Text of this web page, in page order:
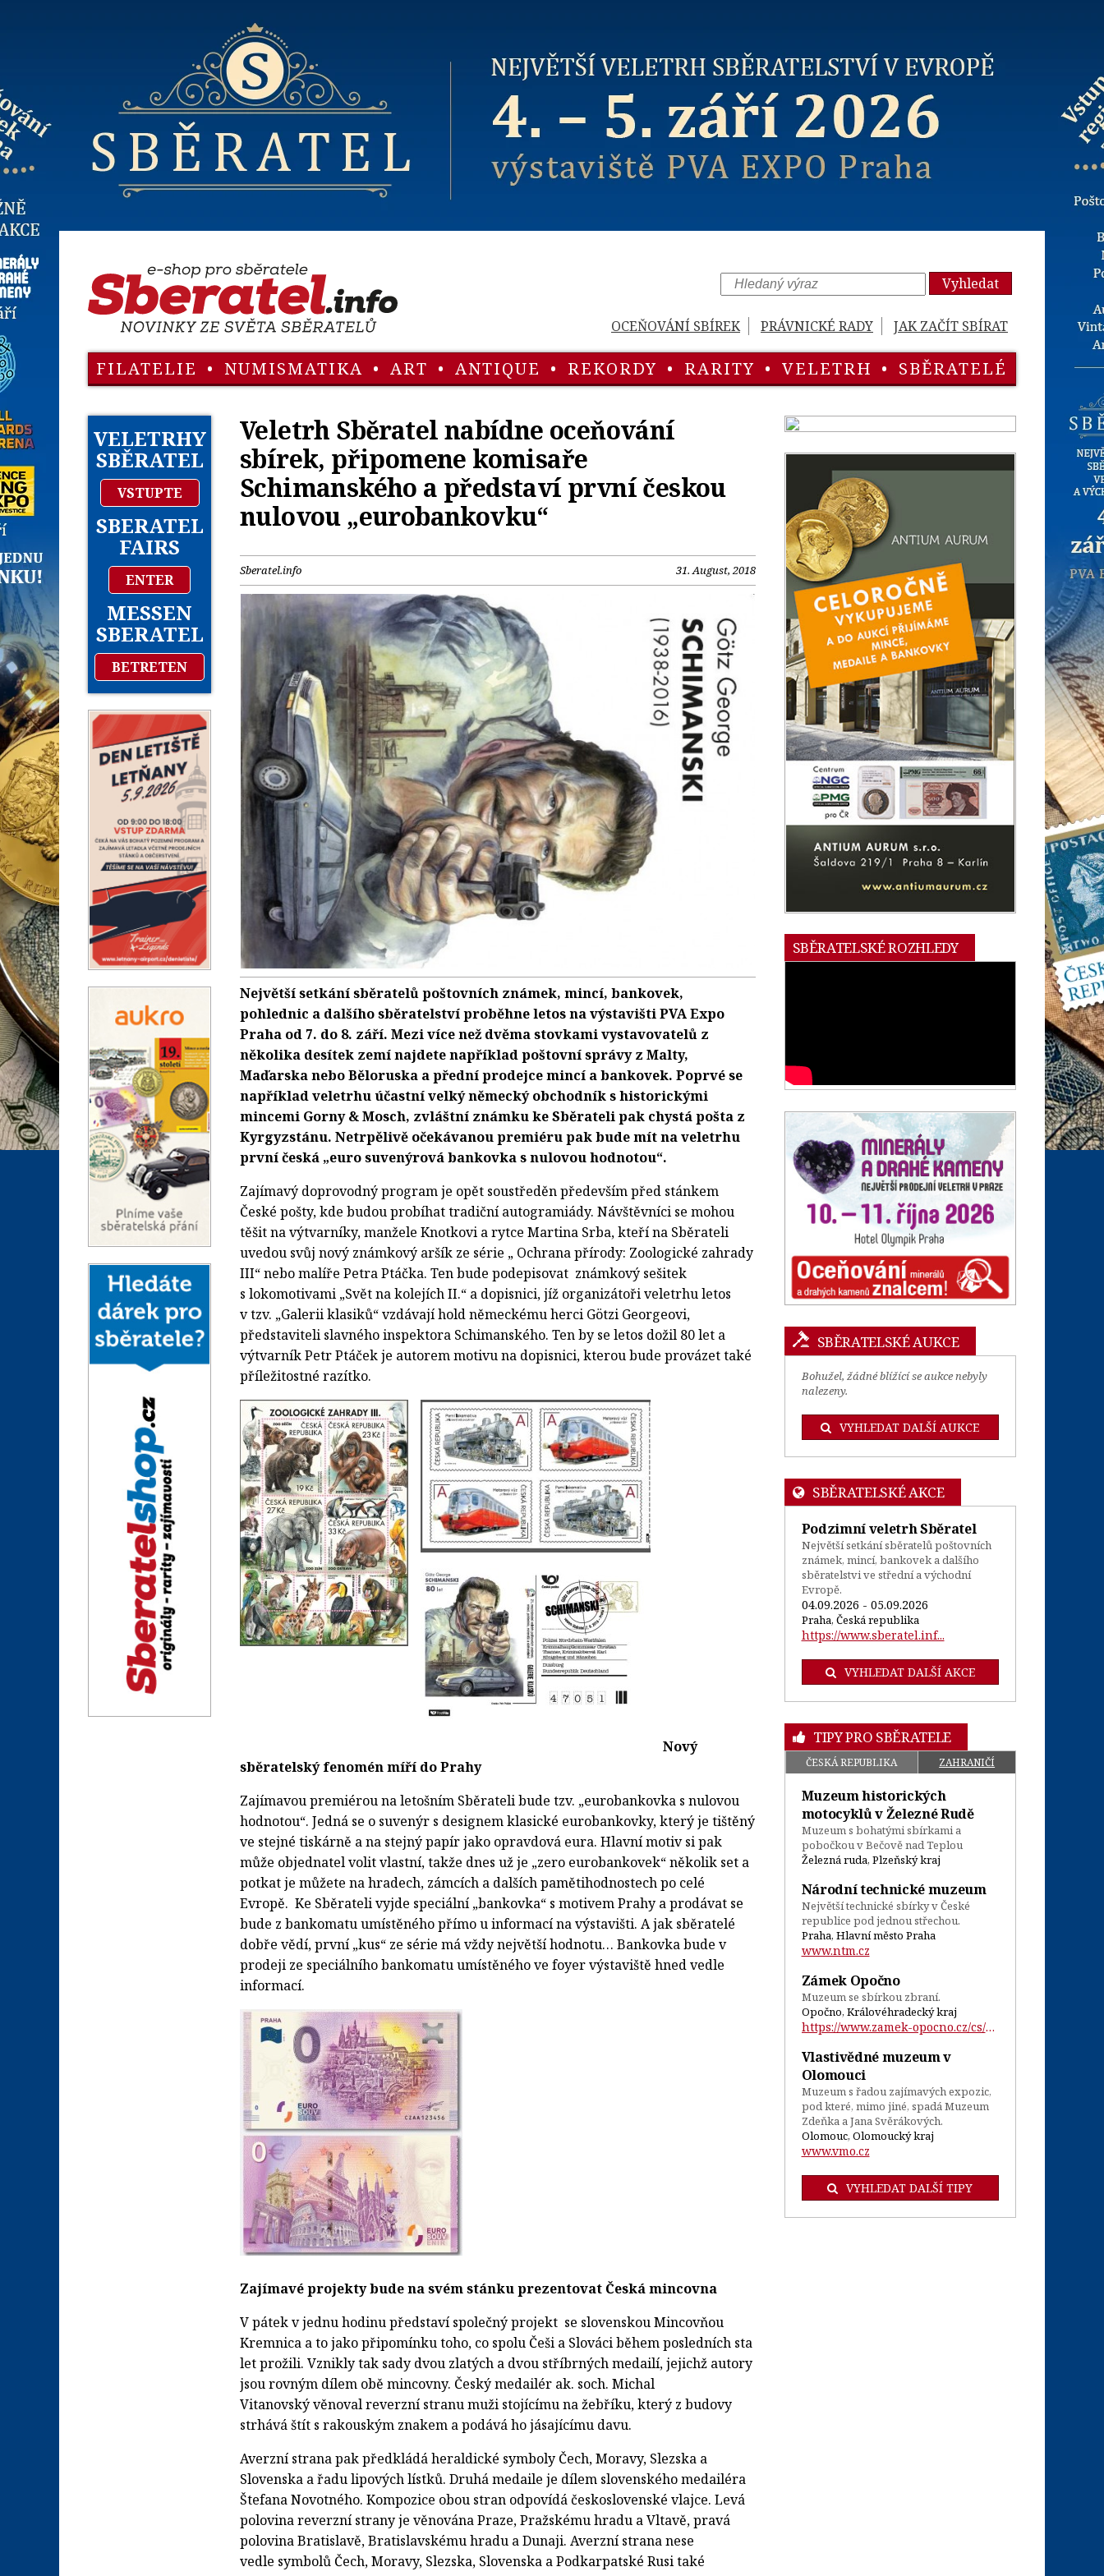
Vyhledat
OCEŇOVÁNÍ SBÍREK PRÁVNICKÉ RADY JAK ZAČÍT SBÍRAT
FILATELIE • NUMISMATIKA • ART • ANTIQUE • REKORDY • RARITY • VELETRH • SBĚRATELÉ
VELETRHY
SBĚRATEL
VSTUPTE
SBERATEL
FAIRS
ENTER
MESSEN
SBERATEL
BETRETEN
Veletrh Sběratel nabídne oceňování
sbírek, připomene komisaře
Schimanského a představí první českou
nulovou „eurobankovku“
Sberatel.info 31. August, 2018
Největší setkání sběratelů poštovních známek, mincí, bankovek,
pohlednic a dalšího sběratelství proběhne letos na výstavišti PVA Expo
Praha od 7. do 8. září. Mezi více než dvěma stovkami vystavovatelů z
několika desítek zemí najdete například poštovní správy z Malty,
Maďarska nebo Běloruska a přední prodejce mincí a bankovek. Poprvé se
například veletrhu účastní velký německý obchodník s historickými
mincemi Gorny & Mosch, zvláštní známku ke Sběrateli pak chystá pošta z
Kyrgyzstánu. Netrpělivě očekávanou premiéru pak bude mít na veletrhu
první česká „euro suvenýrová bankovka s nulovou hodnotou“.
Zajímavý doprovodný program je opět soustředěn především před stánkem
České pošty, kde budou probíhat tradiční autogramiády. Návštěvníci se mohou
těšit na výtvarníky, manžele Knotkovi a rytce Martina Srba, kteří na Sběrateli
uvedou svůj nový známkový aršík ze série „ Ochrana přírody: Zoologické zahrady
III“ nebo malíře Petra Ptáčka. Ten bude podepisovat známkový sešitek
s lokomotivami „Svět na kolejích II.“ a dopisnici, jíž organizátoři veletrhu letos
v tzv. „Galerii klasiků“ vzdávají hold německému herci Götzi Georgeovi,
představiteli slavného inspektora Schimanského. Ten by se letos dožil 80 let a
výtvarník Petr Ptáček je autorem motivu na dopisnici, kterou bude provázet také
příležitostné razítko.
Nový
sběratelský fenomén míří do Prahy
Zajímavou premiérou na letošním Sběrateli bude tzv. „eurobankovka s nulovou
hodnotou“. Jedná se o suvenýr s designem klasické eurobankovky, který je tištěný
ve stejné tiskárně a na stejný papír jako opravdová eura. Hlavní motiv si pak
může objednatel volit vlastní, takže dnes už je „zero eurobankovek“ několik set a
potkat je můžete na hradech, zámcích a dalších pamětihodnostech po celé
Evropě. Ke Sběrateli vyjde speciální „bankovka“ s motivem Prahy a prodávat se
bude z bankomatu umístěného přímo u informací na výstavišti. A jak sběratelé
dobře vědí, první „kus“ ze série má vždy největší hodnotu… Bankovka bude v
prodeji ze speciálního bankomatu umístěného ve foyer výstaviště hned vedle
informací.
Zajímavé projekty bude na svém stánku prezentovat Česká mincovna
V pátek v jednu hodinu představí společný projekt se slovenskou Mincovňou
Kremnica a to jako připomínku toho, co spolu Češi a Slováci během posledních sta
let prožili. Vznikly tak sady dvou zlatých a dvou stříbrných medailí, jejichž autory
jsou rovným dílem obě mincovny. Český medailér ak. soch. Michal
Vitanovský věnoval reverzní stranu muži stojícímu na žebříku, který z budovy
strhává štít s rakouským znakem a podává ho jásajícímu davu.
Averzní strana pak předkládá heraldické symboly Čech, Moravy, Slezska a
Slovenska a řadu lipových lístků. Druhá medaile je dílem slovenského medailéra
Štefana Novotného. Kompozice obou stran odpovídá československé vlajce. Levá
polovina reverzní strany je věnována Praze, Pražskému hradu a Vltavě, pravá
polovina Bratislavě, Bratislavskému hradu a Dunaji. Averzní strana nese
vedle symbolů Čech, Moravy, Slezska, Slovenska a Podkarpatské Rusi také
SBĚRATELSKÉ ROZHLEDY
SBĚRATELSKÉ AUKCE
Bohužel, žádné blížící se aukce nebyly
nalezeny.
VYHLEDAT DALŠÍ AUKCE
SBĚRATELSKÉ AKCE
Podzimní veletrh Sběratel
Největší setkání sběratelů poštovních
známek, mincí, bankovek a dalšího
sběratelstvi ve střední a východní
Evropě.
04.09.2026 - 05.09.2026
Praha, Česká republika
https://www.sberatel.inf...
VYHLEDAT DALŠÍ AKCE
TIPY PRO SBĚRATELE
ČESKÁ REPUBLIKA ZAHRANIČÍ
Muzeum historických
motocyklů v Železné Rudě
Muzeum s bohatými sbírkami a
pobočkou v Bečově nad Teplou
Železná ruda, Plzeňský kraj
Národní technické muzeum
Největší technické sbírky v České
republice pod jednou střechou.
Praha, Hlavní město Praha
www.ntm.cz
Zámek Opočno
Muzeum se sbírkou zbraní.
Opočno, Královéhradecký kraj
https://www.zamek-opocno.cz/cs/o-zamku/e...
Vlastivědné muzeum v
Olomouci
Muzeum s řadou zajímavých expozic,
pod které, mimo jiné, spadá Muzeum
Zdeňka a Jana Svěrákových.
Olomouc, Olomoucký kraj
www.vmo.cz
VYHLEDAT DALŠÍ TIPY